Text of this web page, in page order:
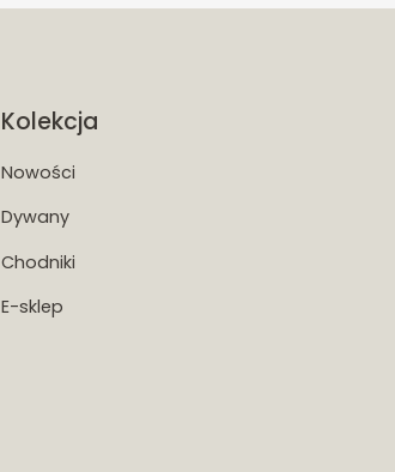
Kolekcja
Nowości
Dywany
Chodniki
E-sklep